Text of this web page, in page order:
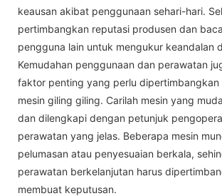
keausan akibat penggunaan sehari-hari.
pertimbangkan reputasi produsen dan
pengguna lain untuk mengukur keandalan
Kemudahan penggunaan dan perawatan
faktor penting yang perlu dipertimbangkan
mesin giling giling. Carilah mesin yang
dan dilengkapi dengan petunjuk
perawatan yang jelas. Beberapa mesin
pelumasan atau penyesuaian berkala,
perawatan berkelanjutan harus
membuat keputusan.